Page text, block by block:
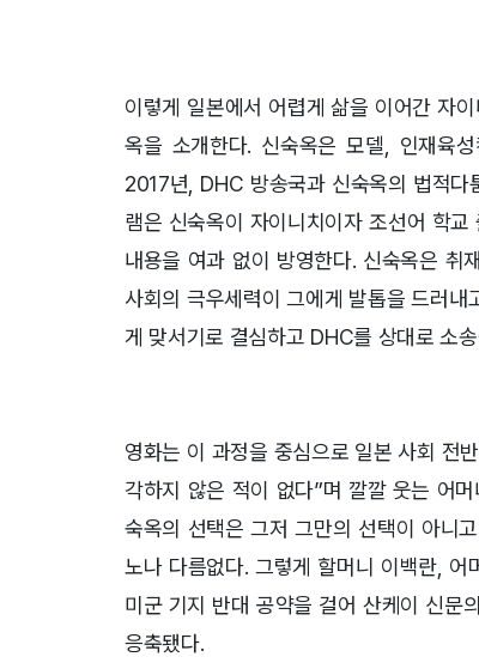
이렇게 일본에서 어렵게 삶을 이어간 자
옥을 소개한다. 신숙옥은 모델, 인재육
2017년, DHC 방송국과 신숙옥의 법적다
램은 신숙옥이 자이니치이자 조선어 학
내용을 여과 없이 방영한다. 신숙옥은 취
사회의 극우세력이 그에게 발톱을 드러
게 맞서기로 결심하고 DHC를 상대로 소
영화는 이 과정을 중심으로 일본 사회 전
각하지 않은 적이 없다”며 깔깔 웃는 어
숙옥의 선택은 그저 그만의 선택이 아니
노나 다름없다. 그렇게 할머니 이백란, 어
미군 기지 반대 공약을 걸어 산케이 신문
응축됐다.